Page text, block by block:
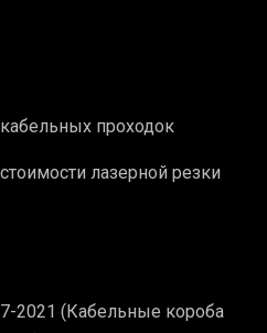
проходок
лазерной резки
2021 (Кабельные короба